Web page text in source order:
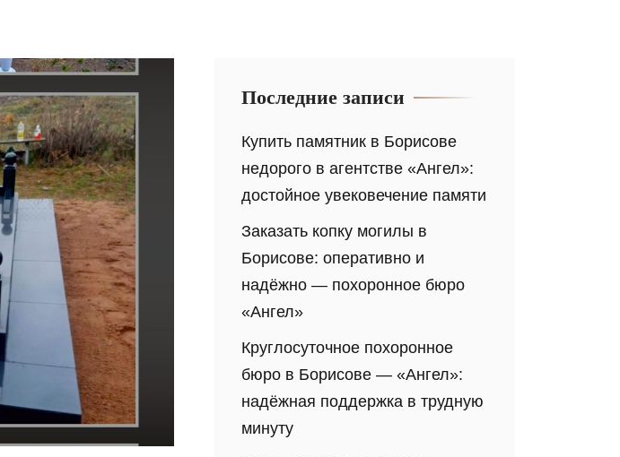
Последние записи
Купить памятник в Борисове
недорого в агентстве «Ангел»:
достойное увековечение памяти
Заказать копку могилы в
Борисове: оперативно и
надёжно — похоронное бюро
«Ангел»
Круглосуточное похоронное
бюро в Борисове — «Ангел»:
надёжная поддержка в трудную
минуту